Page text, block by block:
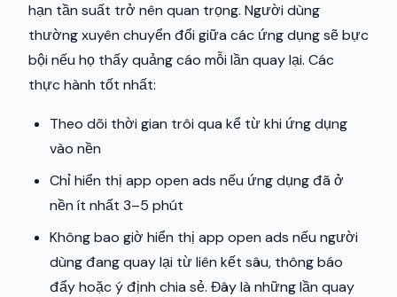
hạn tần suất trở nên quan trọng. Người dùng
thường xuyên chuyển đổi giữa các ứng dụng sẽ bực
bội nếu họ thấy quảng cáo mỗi lần quay lại. Các
thực hành tốt nhất:
Theo dõi thời gian trôi qua kể từ khi ứng dụng
vào nền
Chỉ hiển thị app open ads nếu ứng dụng đã ở
nền ít nhất 3–5 phút
Không bao giờ hiển thị app open ads nếu người
dùng đang quay lại từ liên kết sâu, thông báo
đẩy hoặc ý định chia sẻ. Đây là những lần quay